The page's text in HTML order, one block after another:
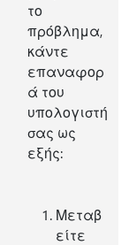
το
πρόβλημα,
κάντε
επαναφορ
ά του
υπολογιστή
σας ως
εξής:
Μεταβ
είτε